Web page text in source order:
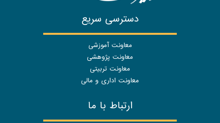
دسترسی سریع
معاونت آموزشی
معاونت پژوهشی
معاونت تربیتی
معاونت اداری و مالی
ارتباط با ما